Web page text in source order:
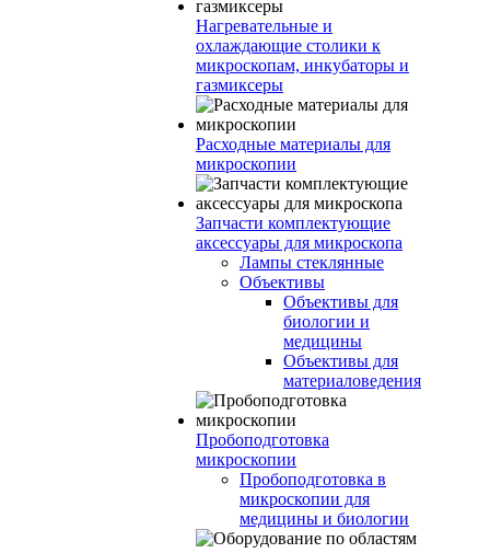
Нагревательные и
охлаждающие столики к
микроскопам, инкубаторы и
газмиксеры
Расходные материалы для
микроскопии
Запчасти комплектующие
аксессуары для микроскопа
Лампы стеклянные
Объективы
Объективы для
биологии и
медицины
Объективы для
материаловедения
Пробоподготовка
микроскопии
Пробоподготовка в
микроскопии для
медицины и биологии